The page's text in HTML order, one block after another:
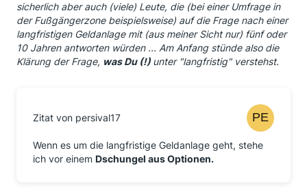
sicherlich aber auch (viele) Leute, die (bei einer Umfrage in
der Fußgängerzone beispielsweise) auf die Frage nach einer
langfristigen Geldanlage mit (aus meiner Sicht nur) fünf oder
10 Jahren antworten würden ... Am Anfang stünde also die
Klärung der Frage, was Du (!) unter "langfristig" verstehst.
Zitat von persival17
Wenn es um die langfristige Geldanlage geht, stehe
ich vor einem Dschungel aus Optionen.